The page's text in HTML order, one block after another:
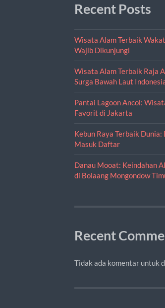
Recent Posts
Wisata Alam Terbaik
Wajib Dikunjungi
Wisata Alam Terbaik Raja
Surga Bawah Laut
Pantai Lagoon Ancol:
Favorit di Jakarta
Kebun Raya Terbaik Dunia:
Masuk Daftar
Danau Mooat: Keindahan
di Bolaang Mongondow
Recent
Tidak ada komentar untuk